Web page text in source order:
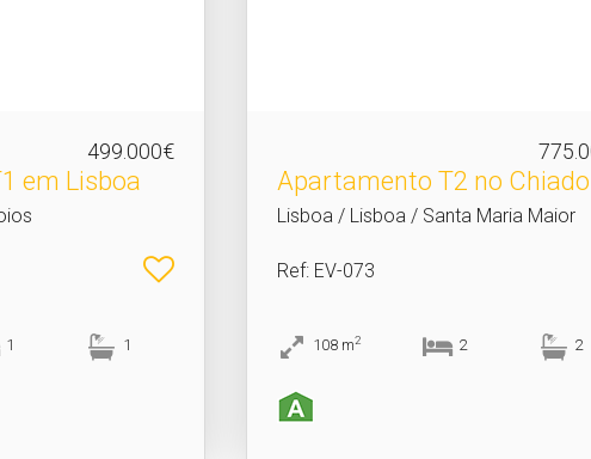
499.000€
em Lisboa
1 1
Apartamento T2 no Chiado
Lisboa / Lisboa / Santa Maria Maior
Ref: EV-073
108 m2 2 2